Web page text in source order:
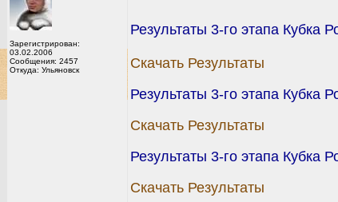
Зарегистрирован:
03.02.2006
Сообщения: 2457
Откуда: Ульяновск
Результаты 3-го этапа Кубка
Скачать Результаты
Результаты 3-го этапа Кубка
Скачать Результаты
Результаты 3-го этапа Кубка
Скачать Результаты